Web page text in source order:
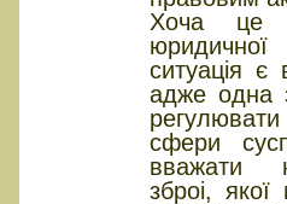
Хоча це
ситуація є
адже одна
сфери
вважати
зброі, якої